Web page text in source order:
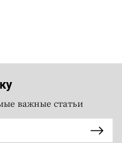
важные статьи